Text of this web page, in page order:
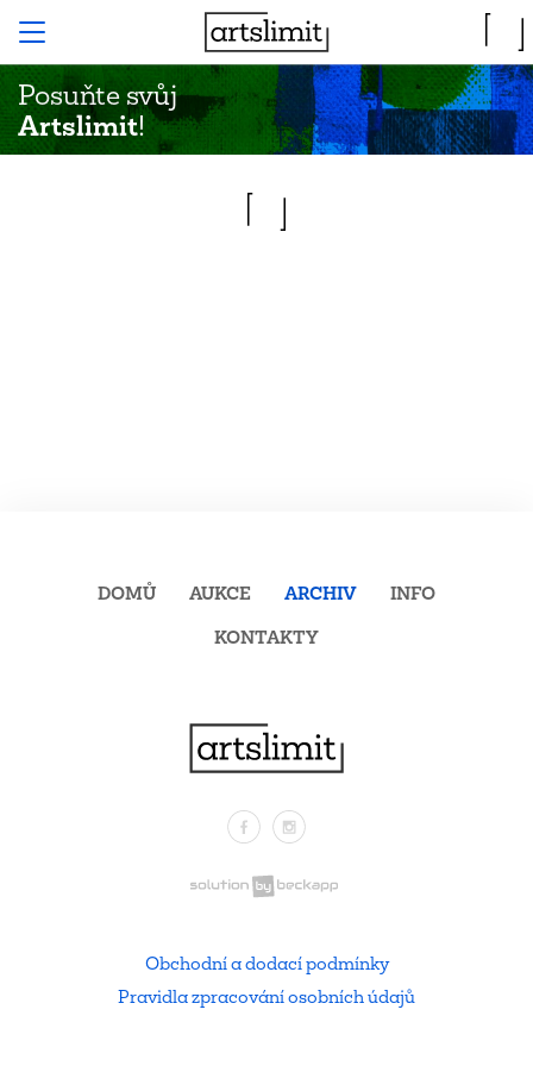
Posuňte svůj
Artslimit!
FacebookInstagram
DOMŮ AUKCE ARCHIV
INFO
KONTAKTY
Obchodní a dodací podmínky
Pravidla zpracování osobních údajů